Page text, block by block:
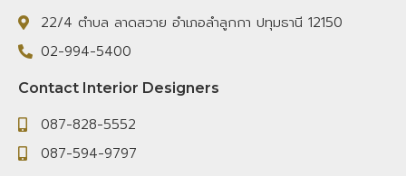
22/4 ตำบล ลาดสวาย อำเภอลำลูกกา ปทุมธานี 12150
02-994-5400
Contact Interior Designers
087-828-5552
087-594-9797